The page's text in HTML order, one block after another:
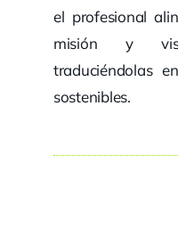
el profesional
misión y
traduciéndolas
sostenibles.